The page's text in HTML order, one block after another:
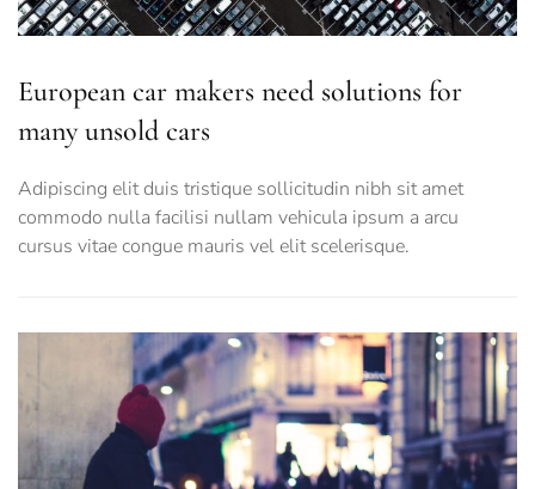
European car makers need solutions for
many unsold cars
Adipiscing elit duis tristique sollicitudin nibh sit amet
commodo nulla facilisi nullam vehicula ipsum a arcu
cursus vitae congue mauris vel elit scelerisque.